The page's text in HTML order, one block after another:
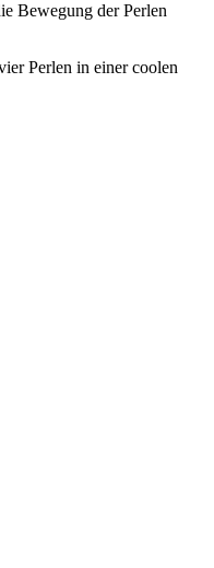
Bewegung der Perlen
Perlen in einer coolen